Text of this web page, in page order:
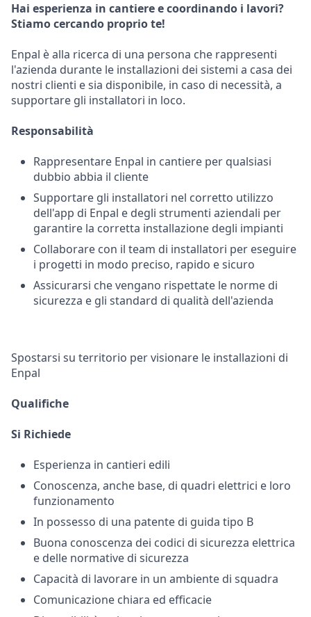
Hai esperienza in cantiere e coordinando i lavori?
Stiamo cercando proprio te!
Enpal è alla ricerca di una persona che rappresenti
l'azienda durante le installazioni dei sistemi a casa dei
nostri clienti e sia disponibile, in caso di necessità, a
supportare gli installatori in loco.
Responsabilità
Rappresentare Enpal in cantiere per qualsiasi
dubbio abbia il cliente
Supportare gli installatori nel corretto utilizzo
dell'app di Enpal e degli strumenti aziendali per
garantire la corretta installazione degli impianti
Collaborare con il team di installatori per eseguire
i progetti in modo preciso, rapido e sicuro
Assicurarsi che vengano rispettate le norme di
sicurezza e gli standard di qualità dell'azienda
Spostarsi su territorio per visionare le installazioni di
Enpal
Qualifiche
Si Richiede
Esperienza in cantieri edili
Conoscenza, anche base, di quadri elettrici e loro
funzionamento
In possesso di una patente di guida tipo B
Buona conoscenza dei codici di sicurezza elettrica
e delle normative di sicurezza
Capacità di lavorare in un ambiente di squadra
Comunicazione chiara ed efficacie